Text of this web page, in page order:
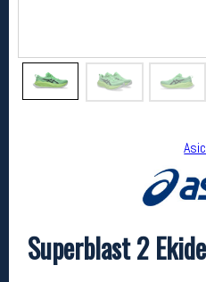
Superblast 2
Superblast 2